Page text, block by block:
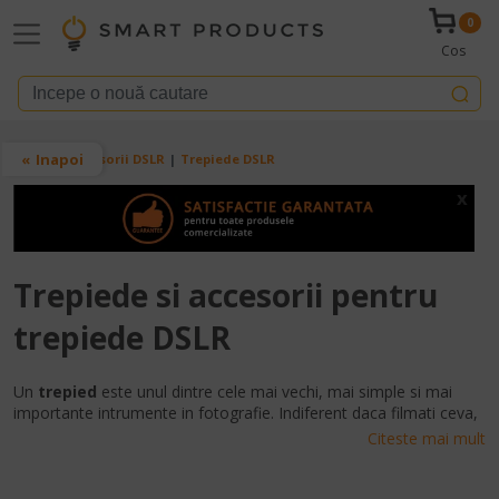
0
Cos
Breadcrumb
Acasa Accesorii DSLR Trepiede DSLR
Inapoi
x
Trepiede si accesorii pentru
trepiede DSLR
Un trepied este unul dintre cele mai vechi, mai simple si mai
importante intrumente in fotografie. Indiferent daca filmati ceva,
daca faceti o expunere de 30 de secunde sau pur si simplu vreti
Citeste mai mult